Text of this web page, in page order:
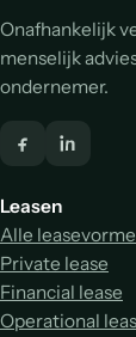
Onafhankelijk
menselijk
ondernemer.
Leasen
Alle
Private lease
Financial lease
Operational